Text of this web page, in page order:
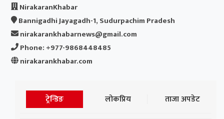
NirakaranKhabar
Bannigadhi Jayagadh-1, Sudurpachim Pradesh
nirakarankhabarnews@gmail.com
Phone: +977-9868448485
nirakarankhabar.com
ट्रेन्डिङ लोकप्रिय ताजा अपडेट